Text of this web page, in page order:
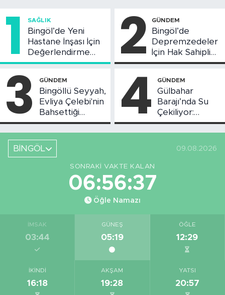
1 SAĞLIK
Bingöl’de Yeni
Hastane İnşası İçin
Değerlendirme
Toplantısı Yapıldı
2 GÜNDEM
Bingöl’de
Depremzedeler
İçin Hak Sahipliği
Askı Süreci
3 GÜNDEM
Bingöllü Seyyah,
Evliya Çelebi'nin
Bahsettiği
Bingöl'deki O
Yeri Görüntüledi
4 GÜNDEM
Gülbahar
Barajı’nda Su
Çekiliyor:
Piknikçi Sayısı
Azaldı
BİNGÖL
09.08.2026
SONRAKI VAKTE KALAN
06:56:37
Öğle Namazı
İMSAK
03:44
GÜNEŞ
05:19
ÖĞLE
12:29
İKINDI
16:18
AKŞAM
19:28
YATSI
20:57